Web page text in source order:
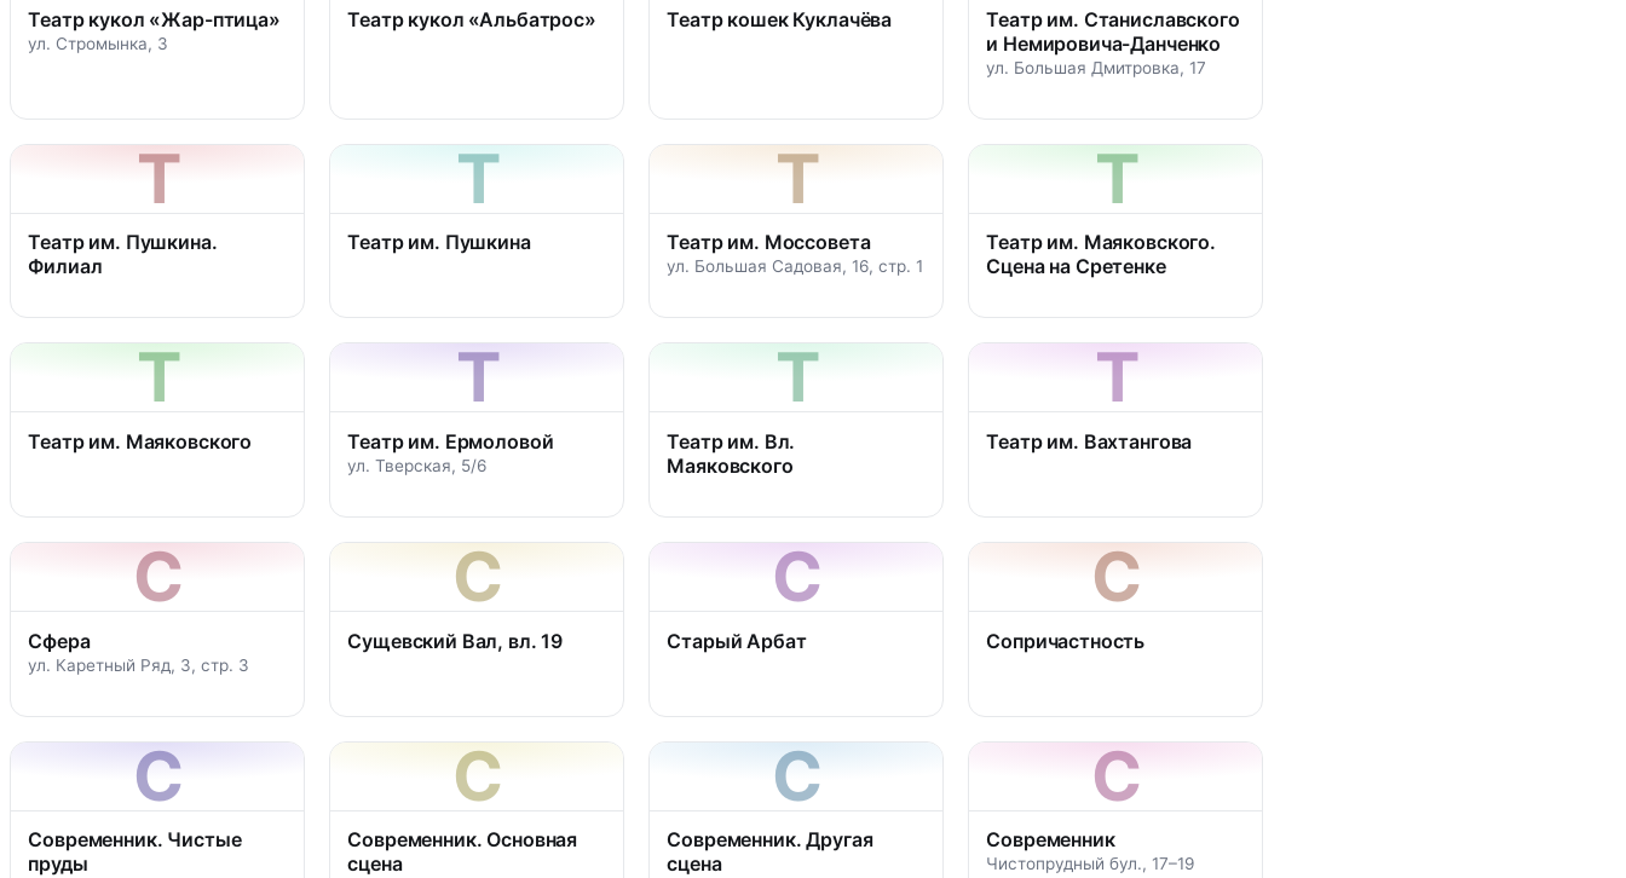
Театр кукол «Жар-птица»
ул. Стромынка, 3
Театр кукол «Альбатрос» Театр кошек Куклачёва
Театр им. Станиславского
и Немировича­-Данченко
ул. Большая Дмитровка, 17
Т
Театр им. Пушкина.
Филиал
Т
Театр им. Пушкина
Т
Театр им. Моссовета
ул. Большая Садовая, 16, стр. 1
Т
Театр им. Маяковского.
Сцена на Сретенке
Т
Театр им. Маяковского
Т
Театр им. Ермоловой
ул. Тверская, 5/6
Т
Театр им. Вл.
Маяковского
Т
Театр им. Вахтангова
С
Сфера
ул. Каретный Ряд, 3, стр. 3
С
Сущевский Вал, вл. 19
С
Старый Арбат
С
Сопричастность
С
Современник. Чистые
пруды
С
Современник. Основная
сцена
С
Современник. Другая
сцена
С
Современник
Чистопрудный бул., 17–19